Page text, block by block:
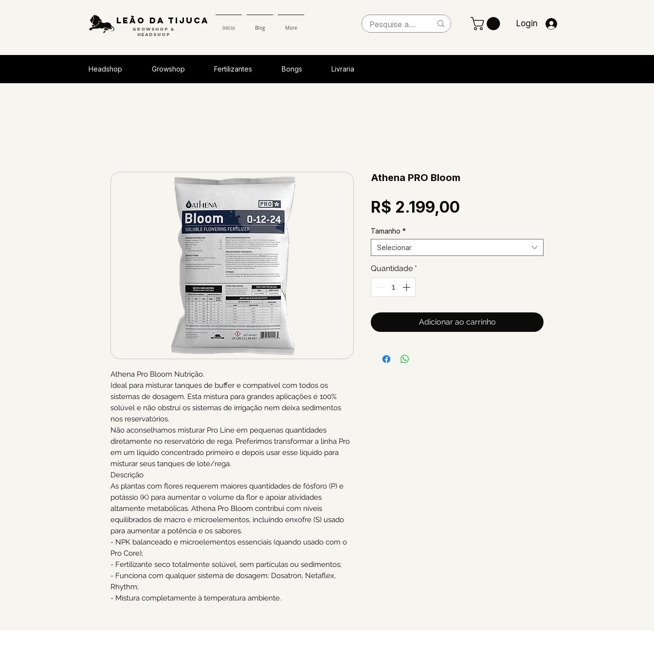
Leão da tijuca
GROWSHOP &
HEADSHOP
Início Blog More Login
Headshop Growshop Fertilizantes Bongs Livraria
Athena Pro Bloom Nutrição.
Ideal para misturar tanques de buffer e compatível com todos os
sistemas de dosagem. Esta mistura para grandes aplicações é 100%
solúvel e não obstrui os sistemas de irrigação nem deixa sedimentos
nos reservatórios.
Não aconselhamos misturar Pro Line em pequenas quantidades
diretamente no reservatório de rega. Preferimos transformar a linha Pro
em um líquido concentrado primeiro e depois usar esse líquido para
misturar seus tanques de lote/rega.
Descrição
As plantas com flores requerem maiores quantidades de fósforo (P) e
potássio (K) para aumentar o volume da flor e apoiar atividades
altamente metabólicas. Athena Pro Bloom contribui com níveis
equilibrados de macro e microelementos, incluindo enxofre (S) usado
para aumentar a potência e os sabores.
- NPK balanceado e microelementos essenciais (quando usado com o
Pro Core);
- Fertilizante seco totalmente solúvel, sem partículas ou sedimentos;
- Funciona com qualquer sistema de dosagem: Dosatron, Netaflex,
Rhythm;
- Mistura completamente à temperatura ambiente.
Athena PRO Bloom
R$ 2.199,00
Tamanho *
Selecionar
Quantidade *
Adicionar ao carrinho